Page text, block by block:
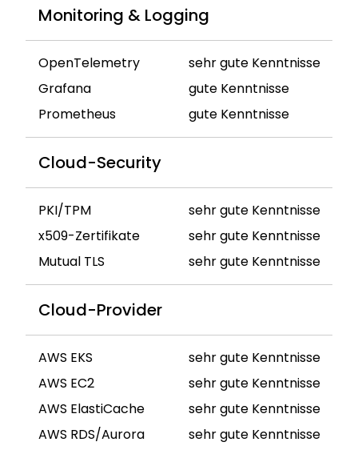
Monitoring & Logging
OpenTelemetry
sehr gute Kenntnisse
Grafana
gute Kenntnisse
Prometheus
gute Kenntnisse
Cloud-Security
PKI/TPM
sehr gute Kenntnisse
x509-Zertifikate
sehr gute Kenntnisse
Mutual TLS
sehr gute Kenntnisse
Cloud-Provider
AWS EKS
sehr gute Kenntnisse
AWS EC2
sehr gute Kenntnisse
AWS ElastiCache
sehr gute Kenntnisse
AWS RDS/Aurora
sehr gute Kenntnisse